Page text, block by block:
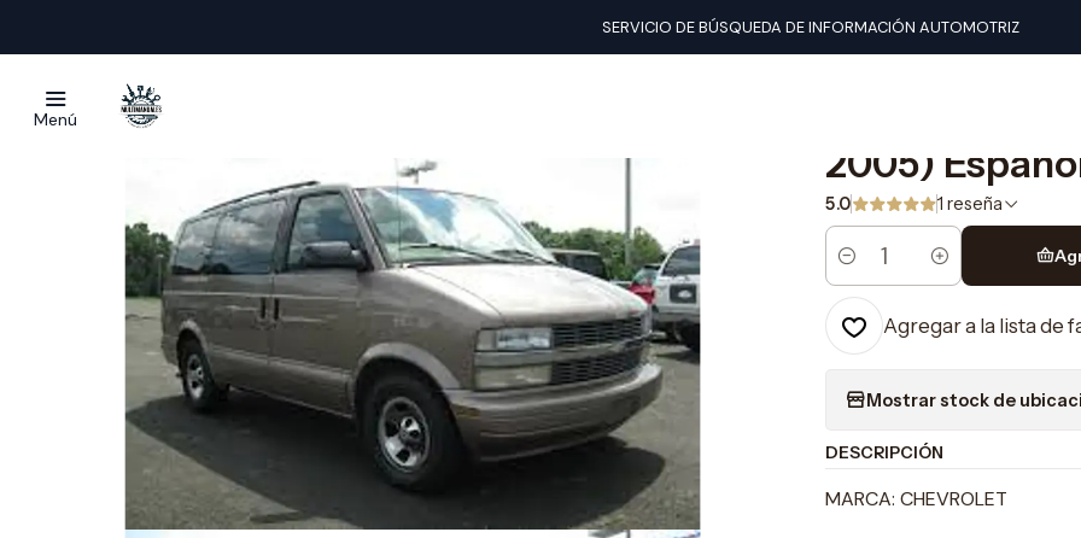
Menú
SERVICIO DE BÚSQUEDA DE INFORMACIÓN AUTOMOTRIZ
Manuales de taller Chevrolet Manual De Taller Chevrolet Astro (1995-
Manual De
2005)
5.0 1 reseña
Cantidad
Agregar a la lista de
Mostrar stock de
DESCRIPCIÓN
MARCA: CHEVROLET